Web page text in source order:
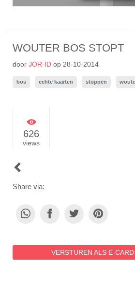
WOUTER BOS STOPT
doorJOR-ID op 28-10-2014
bos echte kaarten stoppen
626
views
POST
Share via:
VERSTUREN ALS E-